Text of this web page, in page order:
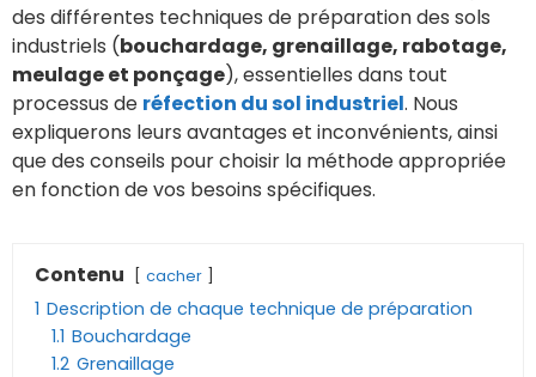
des différentes techniques de préparation des sols
industriels (bouchardage, grenaillage, rabotage,
meulage et ponçage), essentielles dans tout
processus de réfection du sol industriel. Nous
expliquerons leurs avantages et inconvénients, ainsi
que des conseils pour choisir la méthode appropriée
en fonction de vos besoins spécifiques.
Contenu cacher
1 Description de chaque technique de préparation
1.1 Bouchardage
1.2 Grenaillage